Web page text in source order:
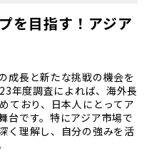
を目指す！アジア
成長と新たな挑戦の機会を
年度調査によれば、海外長
ており、日本人にとってア
台です。特にアジア市場で
く理解し、自分の強みを活